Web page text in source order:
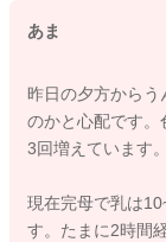
あま
昨日の夕方から
のかと心配です。
3回増えています。
現在完母で乳は
す。たまに2時間